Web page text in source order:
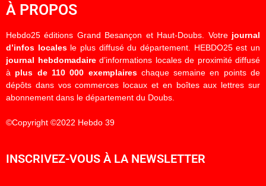
À PROPOS
Hebdo25 éditions Grand Besançon et Haut-Doubs. Votre journal
d’infos localesle plus diffusé du département. HEBDO25 est un
journal hebdomadaired’informations locales de proximité diffusé
à plus de 110 000 exemplaireschaque semaine en points de
dépôts dans vos commerces locaux et en boîtes aux lettres sur
abonnement dans le département du Doubs.
©Copyright ©2022 Hebdo 39
INSCRIVEZ-VOUS À LA NEWSLETTER